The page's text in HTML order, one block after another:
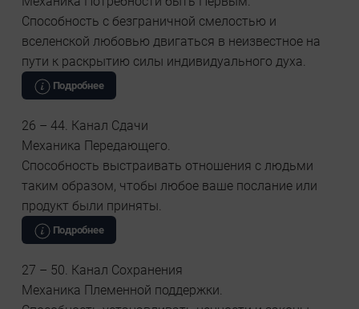
Способность с безграничной смелостью и
вселенской любовью двигаться в неизвестное на
пути к раскрытию силы индивидуального духа.
Подробнее
26 – 44. Канал Сдачи
Механика Передающего.
Способность выстраивать отношения с людьми
таким образом, чтобы любое ваше послание или
продукт были приняты.
Подробнее
27 – 50. Канал Сохранения
Механика Племенной поддержки.